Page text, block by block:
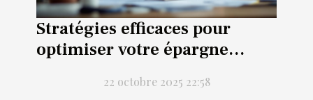
Stratégies efficaces pour
optimiser votre épargne
22 octobre 2025 22:58